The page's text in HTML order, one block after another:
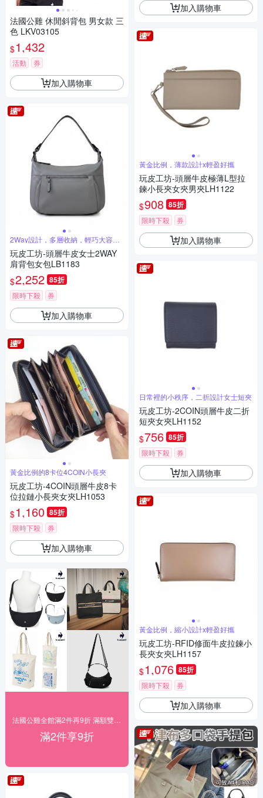
法國公雞 休閒斜背包 男女款 三
色 LKV03105
$1,432
活動 券
加入購物車
2Way設計，多層收納，輕巧大容量
玩皮工坊-頭層牛皮女士2WAY
肩背包女包LB1183
$2,252 85折
限時下殺 券
加入購物車
黃金比例的8卡位4COIN小長夾
玩皮工坊-4COIN頭層牛皮8卡
位拉鏈小長夾女夾LH1053
$1,160 85折
限時下殺 券
加入購物車
滿2件享9折
加入購物車
黃金比例，薄款設計x輕盈好攜
玩皮工坊-頭層牛皮極薄L型拉
鍊小長夾女夾男夾LH1122
$908 85折
限時下殺 券
加入購物車
日常裡的小秩序，二折設計女士短夾
玩皮工坊-2COIN頭層牛皮二折
短夾女夾LH1152
$756 85折
限時下殺 券
加入購物車
黃金比例，縮小設計x輕盈好攜
玩皮工坊-RFID修面牛皮拉鍊小
長夾女夾LH1157
$1,076 85折
限時下殺 券
加入購物車